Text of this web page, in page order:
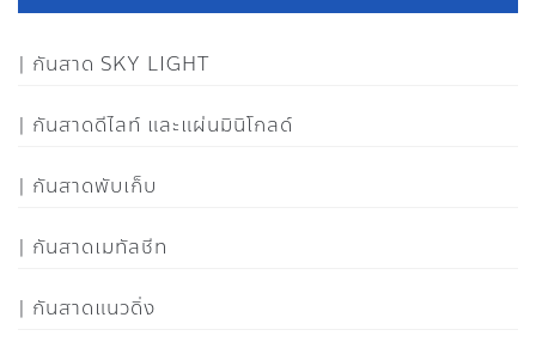
กันสาด SKY LIGHT
กันสาดดีไลท์ และแผ่นมินิโกลด์
กันสาดพับเก็บ
กันสาดเมทัลชีท
กันสาดแนวดิ่ง